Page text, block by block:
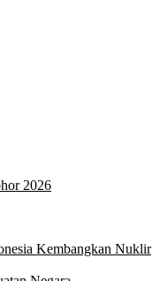
2026
Kembangkan Nuklir